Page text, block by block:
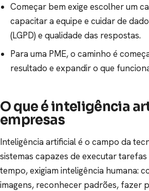
Começar bem exige escolher um
capacitar a equipe e cuidar de
(LGPD) e qualidade das respostas.
Para uma PME, o caminho é
resultado e expandir o que
O que é inteligência
empresas
Inteligência artificial é o campo da
sistemas capazes de executar
tempo, exigiam inteligência humana:
imagens, reconhecer padrões, fazer